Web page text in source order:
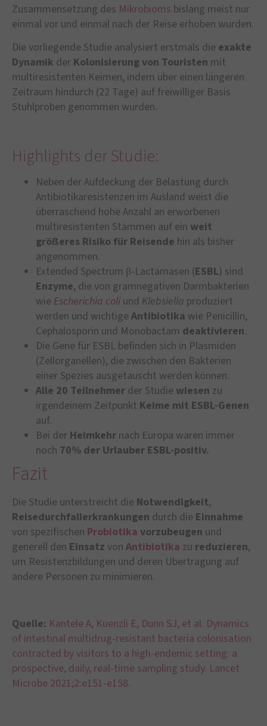
Zusammensetzung des Mikrobioms bislang meist nur
einmal vor und einmal nach der Reise erhoben wurden.
Die vorliegende Studie analysiert erstmals die exakte
Dynamik der Kolonisierung von Touristen mit
multiresistenten Keimen, indem über einen längeren
Zeitraum hindurch (22 Tage) auf freiwilliger Basis
Stuhlproben genommen wurden.
Highlights der Studie:
Neben der Aufdeckung der Belastung durch
Antibiotikaresistenzen im Ausland weist die
überraschend hohe Anzahl an erworbenen
multiresistenten Stämmen auf ein weit
größeres Risiko für Reisende hin als bisher
angenommen.
Extended Spectrum β-Lactamasen (ESBL) sind
Enzyme, die von gramnegativen Darmbakterien
wie Escherichia coli und Klebsiella produziert
werden und wichtige Antibiotika wie Penicillin,
Cephalosporin und Monobactam deaktivieren.
Die Gene für ESBL befinden sich in Plasmiden
(Zellorganellen), die zwischen den Bakterien
einer Spezies ausgetauscht werden können.
Alle 20 Teilnehmer der Studie wiesen zu
irgendeinem Zeitpunkt Keime mit ESBL-Genen
auf.
Bei der Heimkehr nach Europa waren immer
noch 70% der Urlauber ESBL-positiv.
Fazit
Die Studie unterstreicht die Notwendigkeit,
Reisedurchfallerkrankungen durch die Einnahme
von spezifischen Probiotika vorzubeugen und
generell den Einsatz von Antibiotika zu reduzieren,
um Resistenzbildungen und deren Übertragung auf
andere Personen zu minimieren.
Quelle: Kantele A, Kuenzli E, Dunn SJ, et al. Dynamics
of intestinal multidrug-resistant bacteria colonisation
contracted by visitors to a high-endemic setting: a
prospective, daily, real-time sampling study. Lancet
Microbe 2021;2:e151-e158.